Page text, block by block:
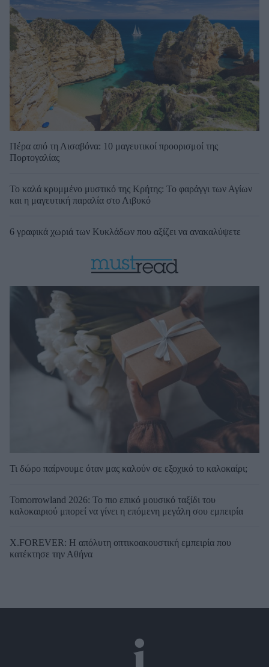
Πέρα από τη Λισαβόνα: 10 μαγευτικοί προορισμοί της
Πορτογαλίας
Το καλά κρυμμένο μυστικό της Κρήτης: Το φαράγγι των Αγίων
και η μαγευτική παραλία στο Λιβυκό
6 γραφικά χωριά των Κυκλάδων που αξίζει να ανακαλύψετε
Τι δώρο παίρνουμε όταν μας καλούν σε εξοχικό το καλοκαίρι;
Tomorrowland 2026: Το πιο επικό μουσικό ταξίδι του
καλοκαιριού μπορεί να γίνει η επόμενη μεγάλη σου εμπειρία
X.FOREVER: Η απόλυτη οπτικοακουστική εμπειρία που
κατέκτησε την Αθήνα